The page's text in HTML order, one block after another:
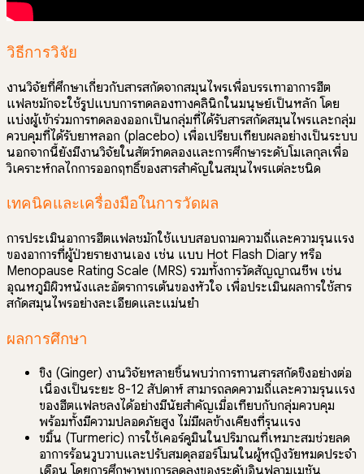
วิธีการวิจัย
งานวิจัยที่ศึกษาเกี่ยวกับสารสกัดจากสมุนไพรเพื่อบรรเทาอาการฮีต
แฟลชมักจะใช้รูปแบบการทดลองทางคลินิกในมนุษย์เป็นหลัก โดย
แบ่งผู้เข้าร่วมการทดลองออกเป็นกลุ่มที่ได้รับสารสกัดสมุนไพรและกลุ่ม
ควบคุมที่ได้รับยาหลอก (placebo) เพื่อเปรียบเทียบผลอย่างเป็นระบบ
นอกจากนี้ยังมีงานวิจัยในสัตว์ทดลองและการศึกษาระดับโมเลกุลเพื่อ
วิเคราะห์กลไกการออกฤทธิ์ของสารสำคัญในสมุนไพรแต่ละชนิด
เทคนิคและเครื่องมือในการวัดผล
การประเมินอาการฮีตแฟลชมักใช้แบบสอบถามความถี่และความรุนแรง
ของอาการที่ผู้ป่วยรายงานเอง เช่น แบบ Hot Flash Diary หรือ
Menopause Rating Scale (MRS) รวมทั้งการวัดสัญญาณชีพ เช่น
อุณหภูมิผิวหนังและอัตราการเต้นของหัวใจ เพื่อประเมินผลการใช้สาร
สกัดสมุนไพรอย่างละเอียดและแม่นยำ
ผลการศึกษา
ขิง (Ginger) งานวิจัยหลายชิ้นพบว่าการทานสารสกัดขิงอย่างต่อ
เนื่องเป็นระยะ 8-12 สัปดาห์ สามารถลดความถี่และความรุนแรง
ของฮีตแฟลชลงได้อย่างมีนัยสำคัญเมื่อเทียบกับกลุ่มควบคุม
พร้อมทั้งมีความปลอดภัยสูง ไม่มีผลข้างเคียงที่รุนแรง
ขมิ้น (Turmeric) การใช้เคอร์คูมินในปริมาณที่เหมาะสมช่วยลด
อาการร้อนวูบวาบและปรับสมดุลฮอร์โมนในผู้หญิงวัยหมดประจำ